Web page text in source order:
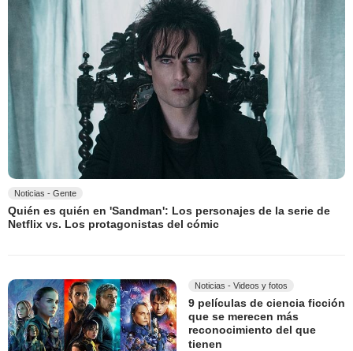
Noticias - Gente
Quién es quién en 'Sandman': Los personajes de la serie de
Netflix vs. Los protagonistas del cómic
Noticias - Videos y fotos
9 películas de ciencia ficción
que se merecen más
reconocimiento del que
tienen